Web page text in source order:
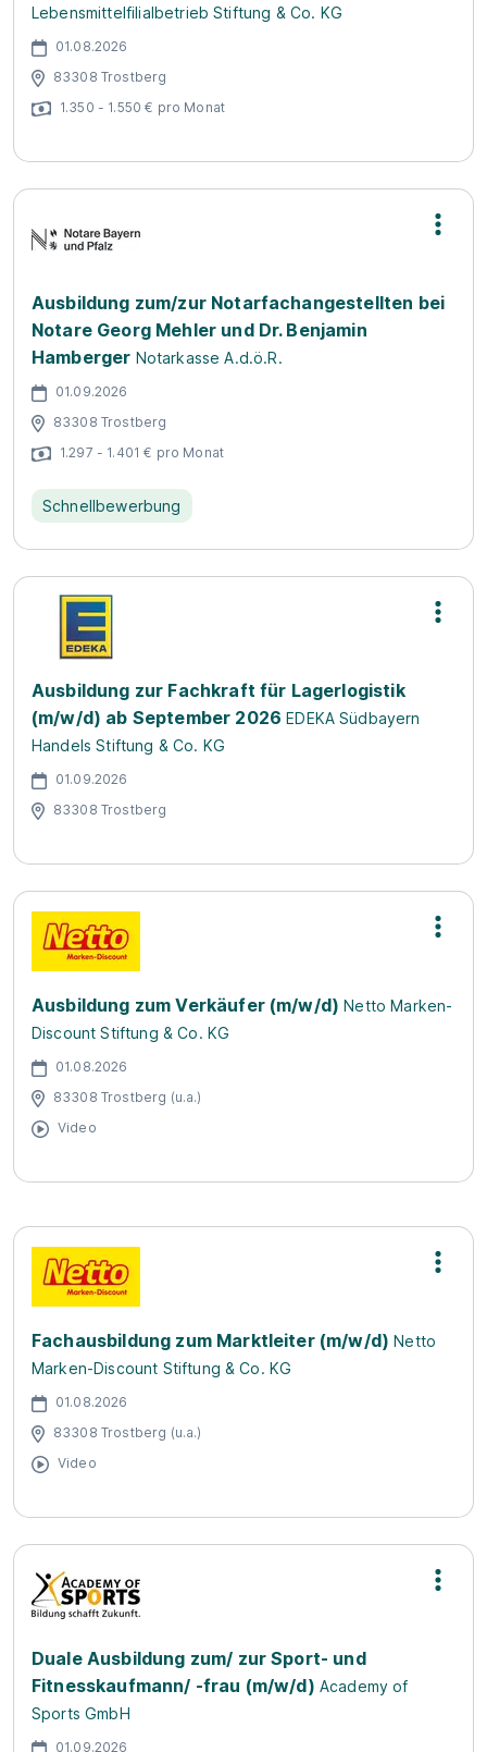
Lebensmittelfilialbetrieb Stiftung & Co. KG
01.08.2026
83308 Trostberg
1.350 - 1.550 € pro Monat
Ausbildung zum/zur Notarfachangestellten bei
Notare Georg Mehler und Dr. Benjamin
Hamberger Notarkasse A.d.ö.R.
01.09.2026
83308 Trostberg
1.297 - 1.401 € pro Monat
Schnellbewerbung
Ausbildung zur Fachkraft für Lagerlogistik
(m/w/d) ab September 2026 EDEKA Südbayern
Handels Stiftung & Co. KG
01.09.2026
83308 Trostberg
Ausbildung zum Verkäufer (m/w/d) Netto Marken-
Discount Stiftung & Co. KG
01.08.2026
83308 Trostberg (u.a.)
Video
Fachausbildung zum Marktleiter (m/w/d) Netto
Marken-Discount Stiftung & Co. KG
01.08.2026
83308 Trostberg (u.a.)
Video
Duale Ausbildung zum/ zur Sport- und
Fitnesskaufmann/ -frau (m/w/d) Academy of
Sports GmbH
01.09.2026